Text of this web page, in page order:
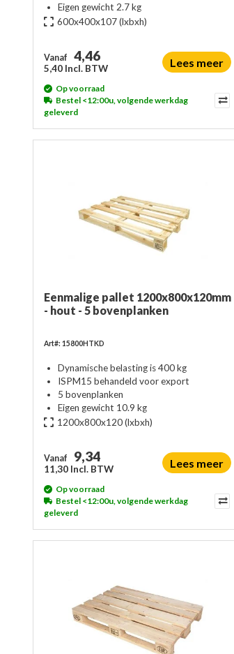
Eigen gewicht 2.7 kg
600x400x107(lxbxh)
Vanaf 4,46
5,40 Incl. BTW Lees meer
Op voorraad
Bestel <12:00u, volgende werkdag
geleverd
Eenmalige pallet 1200x800x120mm
- hout - 5 bovenplanken
Art#: 15800HTKD
Dynamische belasting is 400 kg
ISPM15 behandeld voor export
5 bovenplanken
Eigen gewicht 10.9 kg
1200x800x120(lxbxh)
Vanaf 9,34
11,30 Incl. BTW Lees meer
Op voorraad
Bestel <12:00u, volgende werkdag
geleverd